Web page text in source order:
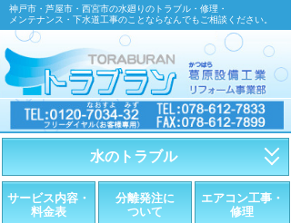
神戸市・芦屋市・西宮市の水廻りのトラブル・修理・
メンテナンス・下水道工事のことならなんでもご相談ください。
水のトラブル
・トイレが詰まったら
サービス内容・
料金表
分離発注に
ついて
エアコン工事・
修理